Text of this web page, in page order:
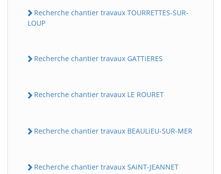
Recherche chantier travaux TOURRETTES-SUR-
LOUP
Recherche chantier travaux GATTiERES
Recherche chantier travaux LE ROURET
Recherche chantier travaux BEAULiEU-SUR-MER
Recherche chantier travaux SAiNT-JEANNET